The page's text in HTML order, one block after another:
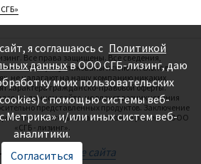
Все права защищены. Все сведения,
сайте, опубликованы исключительно в
не налагают на нашу компанию никаких
характера гражданско-правовой оферты.
на данном сайте, не влечет возникновения
представленных продуктов. Заключение
исключительно на основании решения ООО
«СГБ - лизинг».
—Создание сайта
я соглашаюсь с Политикой
данныхв ООО СГБ-лизинг, даю
моих пользовательских
с помощью системы веб-
и/или иных систем веб-
аналитики.
Согласиться